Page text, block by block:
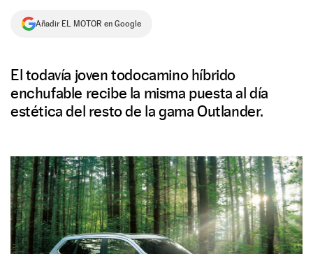
NEWSLETTER
Añadir EL MOTOR en Google
El todavía joven todocamino híbrido
enchufable recibe la misma puesta al día
estética del resto de la gama Outlander.